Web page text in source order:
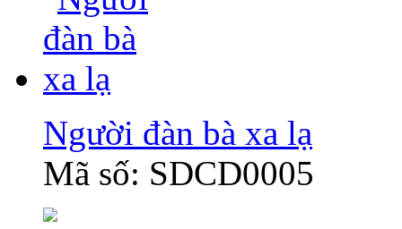
Người đàn bà xa lạ
Mã số: SDCD0005